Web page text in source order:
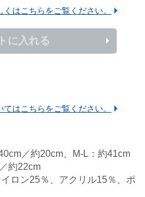
はこちらをご覧ください。
に入れる
はこちらをご覧ください。
／約20cm、M-L：約41cm
約22cm
ロン25％、アクリル15％、ポ